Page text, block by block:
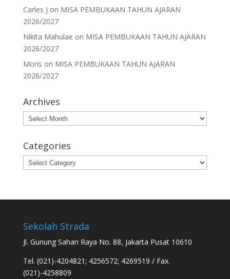
Carles J on MISA PEMBUKAAN TAHUN AJARAN
2026/2027
Nikita Mahulae on MISA PEMBUKAAN TAHUN AJARAN
2026/2027
Moris on MISA PEMBUKAAN TAHUN AJARAN
2026/2027
Archives
Archives
Categories
Categories
Sekolah Strada
Jl. Gunung Sahari Raya No. 88, Jakarta Pusat 10610
Tel. (021)-4204821; 4256572; 4269519 / Fax.
(021)-4258809